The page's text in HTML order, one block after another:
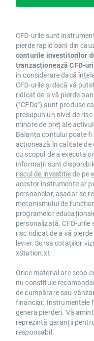
CFD-urile sunt
pierde rapid bani din
conturile investitorilor
tranzacționează CFD-
în considerare dacă
CFD-urile și dacă vă
ridicat de a vă pierde
(”CFDs”) sunt produse
presupun un nivel de
minore de preț ale
Balanța contului poate
acţionează în calitate
cu scopul de a executa
informații sunt
riscul de investițiede pe
acestor instrumente ar
persoanelor, așadar se
mecanismului de
programelor
personalizată. CFD-
risc ridicat de a vă
levier. Sursa cotațiilor
xStation.xt
Orice material are scop
nu constituie
de cumpărare sau
financiar. Instrumentele
genera pierderi. Vă
reprezintă garanții
responsabil.